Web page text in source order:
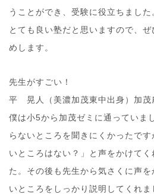
うことができ、受験に役立ちました
とても良い塾だと思いますので、
めします。
先生がすごい！
平 晃人（美濃加茂東中出身）加茂
僕は小5から加茂ゼミに通っていま
らないところを聞きにくかったで
いところはない？」と声をかけて
た。その後も先生から気さくに声
いところをしっかり説明してくれ